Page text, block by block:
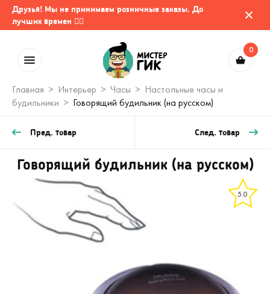
Друзья! Мы не принимаем розничные заказы. До
лучших времен 🤷‍♂️
0
Главная Интерьер Часы
Настольные часы и
будильники
Говорящий будильник (на русском)
Пред. товар След. товар
Говорящий будильник (на русском)
5.0